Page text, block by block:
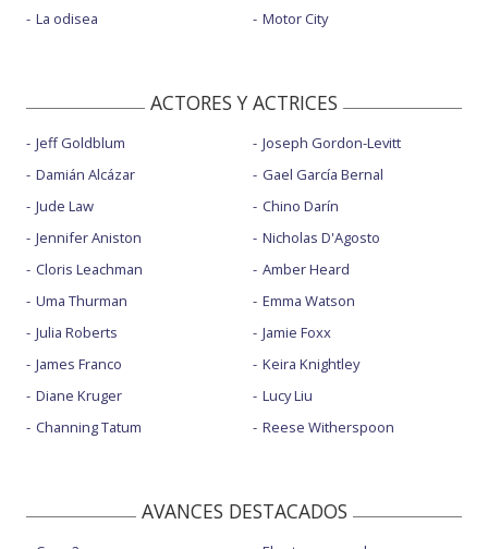
La odisea
Motor City
ACTORES Y ACTRICES
Jeff Goldblum
Damián Alcázar
Jude Law
Jennifer Aniston
Cloris Leachman
Uma Thurman
Julia Roberts
James Franco
Diane Kruger
Channing Tatum
Joseph Gordon-Levitt
Gael García Bernal
Chino Darín
Nicholas D'Agosto
Amber Heard
Emma Watson
Jamie Foxx
Keira Knightley
Lucy Liu
Reese Witherspoon
AVANCES DESTACADOS